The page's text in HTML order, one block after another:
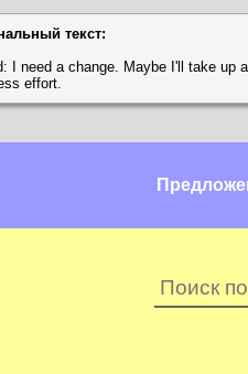
текст:
I need a change. Maybe I'll take up
effort.